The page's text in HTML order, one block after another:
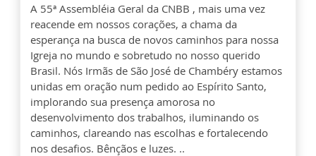
A 55ª Assembléia Geral da CNBB , mais uma vez
reacende em nossos corações, a chama da
esperança na busca de novos caminhos para nossa
Igreja no mundo e sobretudo no nosso querido
Brasil. Nós Irmãs de São José de Chambéry estamos
unidas em oração num pedido ao Espírito Santo,
implorando sua presença amorosa no
desenvolvimento dos trabalhos, iluminando os
caminhos, clareando nas escolhas e fortalecendo
nos desafios. Bênçãos e luzes. ..